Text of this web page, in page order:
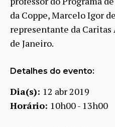
da Coppe, Marcelo Igor
representante da
de Janeiro.
Detalhes do evento:
Dia(s): 12 abr 2019
Horário: 10h00 - 13h00